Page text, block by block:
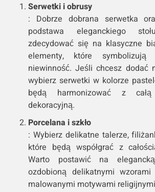
Serwetki i obrusy
: Dobrze dobrana serwetka
podstawa eleganckiego
zdecydować się na klasyczne
elementy, które
niewinność. Jeśli chcesz dodać
wybierz serwetki w kolorze
będą harmonizować z całą
dekoracyjną.
Porcelana i szkło
: Wybierz delikatne talerze,
które będą współgrać z
Warto postawić na
ozdobioną delikatnymi
malowanymi motywami